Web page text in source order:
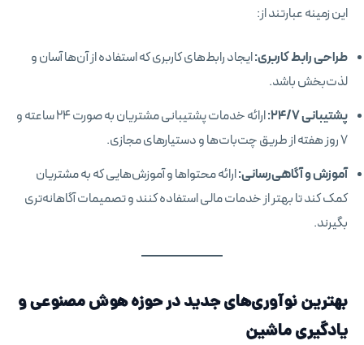
این زمینه عبارتند از:
طراحی رابط کاربری:ایجاد رابط‌های کاربری که استفاده از آن‌ها آسان و
لذت‌بخش باشد.
پشتیبانی ۲۴/۷:
ارائه خدمات پشتیبانی مشتریان به صورت ۲۴ ساعته و
۷ روز هفته از طریق چت‌بات‌ها و دستیارهای مجازی.
آموزش و آگاهی‌رسانی:ارائه محتواها و آموزش‌هایی که به مشتریان
کمک کند تا بهتر از خدمات مالی استفاده کنند و تصمیمات آگاهانه‌تری
بگیرند.
بهترین نوآوری‌های جدید در حوزه هوش مصنوعی و
یادگیری ماشین